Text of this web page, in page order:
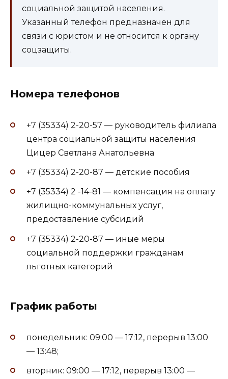
социальной защитой населения.
Указанный телефон предназначен для
связи с юристом и не относится к органу
соцзащиты.
Номера телефонов
+7 (35334) 2-20-57 — руководитель филиала
центра социальной защиты населения
Цицер Светлана Анатольевна
+7 (35334) 2-20-87 — детские пособия
+7 (35334) 2 -14-81 — компенсация на оплату
жилищно-коммунальных услуг,
предоставление субсидий
+7 (35334) 2-20-87 — иные меры
социальной поддержки гражданам
льготных категорий
График работы
понедельник: 09:00 — 17:12, перерыв 13:00
— 13:48;
вторник: 09:00 — 17:12, перерыв 13:00 —